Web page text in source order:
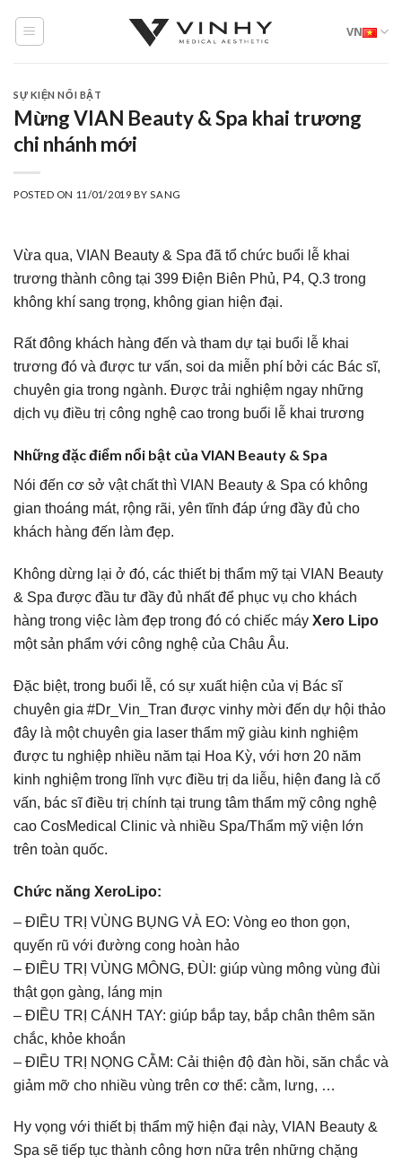
VN
SỰ KIỆN NỔI BẬT
Mừng VIAN Beauty & Spa khai trương
chi nhánh mới
POSTED ON 11/01/2019 BY SANG
Vừa qua, VIAN Beauty & Spa đã tổ chức buổi lễ khai
trương thành công tại 399 Điện Biên Phủ, P4, Q.3 trong
không khí sang trọng, không gian hiện đại.
Rất đông khách hàng đến và tham dự tại buổi lễ khai
trương đó và được tư vấn, soi da miễn phí bởi các Bác sĩ,
chuyên gia trong ngành. Được trải nghiệm ngay những
dịch vụ điều trị công nghệ cao trong buổi lễ khai trương
Những đặc điểm nổi bật của VIAN Beauty & Spa
Nói đến cơ sở vật chất thì VIAN Beauty & Spa có không
gian thoáng mát, rộng rãi, yên tĩnh đáp ứng đầy đủ cho
khách hàng đến làm đẹp.
Không dừng lại ở đó, các thiết bị thẩm mỹ tại VIAN Beauty
& Spa được đầu tư đầy đủ nhất để phục vụ cho khách
hàng trong việc làm đẹp trong đó có chiếc máy Xero Lipo
một sản phẩm với công nghệ của Châu Âu.
Đặc biệt, trong buổi lễ, có sự xuất hiện của vị Bác sĩ
chuyên gia #Dr_Vin_Tran được vinhy mời đến dự hội thảo
đây là một chuyên gia laser thẩm mỹ giàu kinh nghiệm
được tu nghiệp nhiều năm tại Hoa Kỳ, với hơn 20 năm
kinh nghiệm trong lĩnh vực điều trị da liễu, hiện đang là cố
vấn, bác sĩ điều trị chính tại trung tâm thẩm mỹ công nghệ
cao CosMedical Clinic và nhiều Spa/Thẩm mỹ viện lớn
trên toàn quốc.
Chức năng XeroLipo:
– ĐIỀU TRỊ VÙNG BỤNG VÀ EO: Vòng eo thon gọn,
quyến rũ với đường cong hoàn hảo
– ĐIỀU TRỊ VÙNG MÔNG, ĐÙI: giúp vùng mông vùng đùi
thật gọn gàng, láng mịn
– ĐIỀU TRỊ CÁNH TAY: giúp bắp tay, bắp chân thêm săn
chắc, khỏe khoắn
– ĐIỀU TRỊ NỌNG CẰM: Cải thiện độ đàn hồi, săn chắc và
giảm mỡ cho nhiều vùng trên cơ thể: cằm, lưng, …
Hy vọng với thiết bị thẩm mỹ hiện đại này, VIAN Beauty &
Spa sẽ tiếp tục thành công hơn nữa trên những chặng